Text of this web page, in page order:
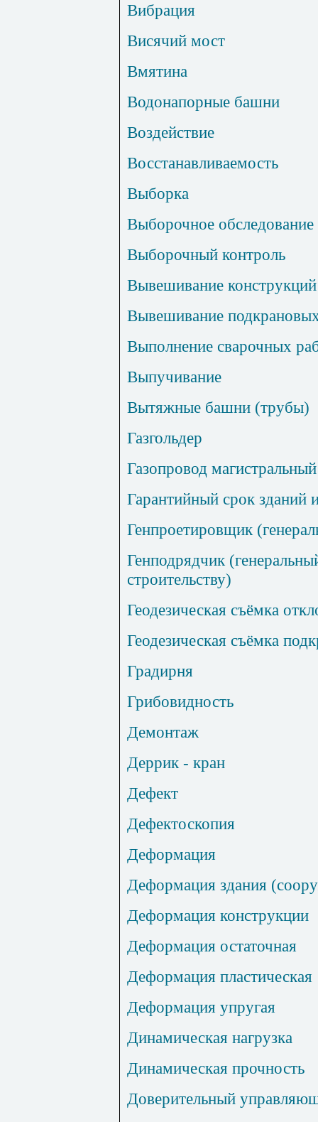
Вибрация
Висячий мост
Вмятина
Водонапорные башни
Воздействие
Восстанавливаемость
Выборка
Выборочное обследование
Выборочный контроль
Вывешивание конструкций
Вывешивание
Выполнение сварочных
Выпучивание
Вытяжные башни (трубы)
Газгольдер
Газопровод магистральный
Гарантийный срок зданий
Генпроетировщик
Генподрядчик
строительству)
Геодезическая съёмка
Геодезическая съёмка
Градирня
Грибовидность
Демонтаж
Деррик - кран
Дефект
Дефектоскопия
Деформация
Деформация здания
Деформация конструкции
Деформация остаточная
Деформация пластическая
Деформация упругая
Динамическая нагрузка
Динамическая прочность
Доверительный